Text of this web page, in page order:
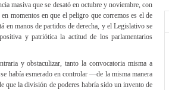
masiva que se desató en octubre y noviembre, con
momentos en que el peligro que corremos es el de
en manos de partidos de derecha, y el Legislativo se
y patriótica la actitud de los parlamentarios
y obstaculizar, tanto la convocatoria misma a
había esmerado en controlar —de la misma manera
que la división de poderes habría sido un invento de